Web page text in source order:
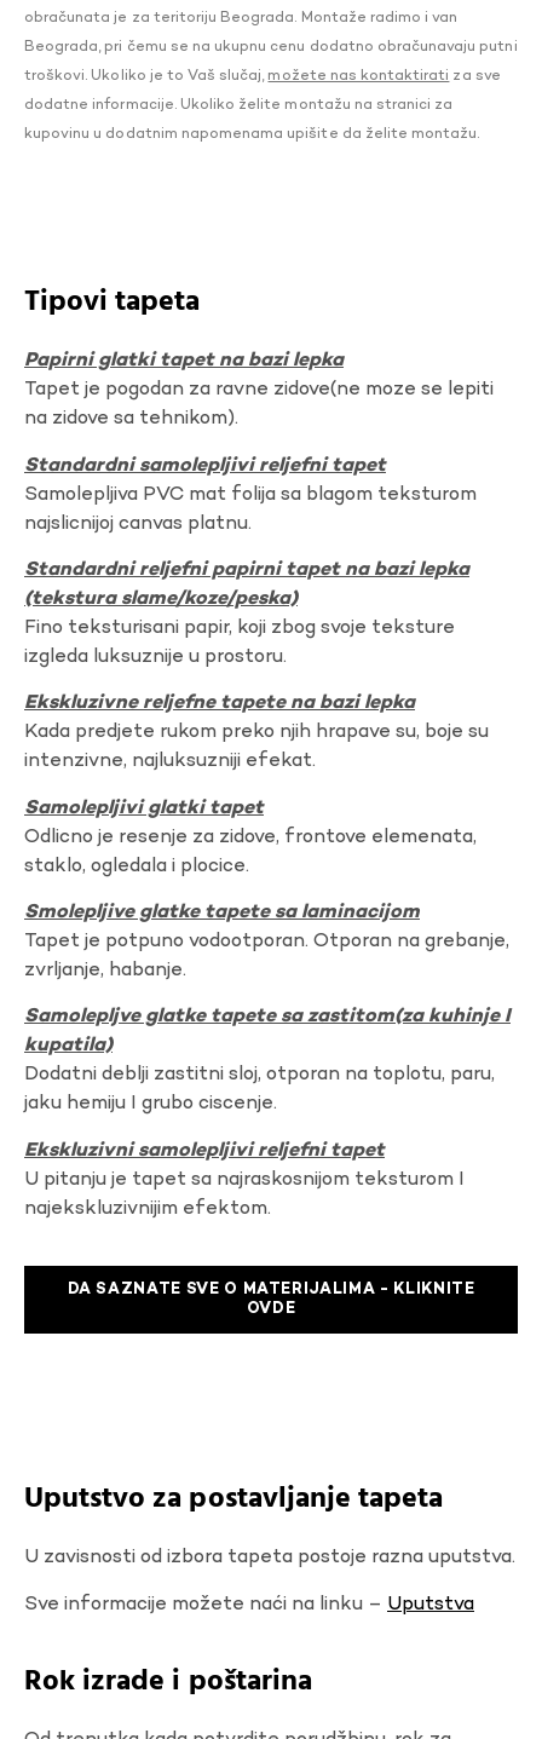
obračunata je za teritoriju Beograda. Montaže radimo i van
Beograda, pri čemu se na ukupnu cenu dodatno obračunavaju putni
troškovi. Ukoliko je to Vaš slučaj, možete nas kontaktirati za sve
dodatne informacije. Ukoliko želite montažu na stranici za
kupovinu u dodatnim napomenama upišite da želite montažu.
Tipovi tapeta
Papirni glatki tapet na bazi lepka
Tapet je pogodan za ravne zidove(ne moze se lepiti
na zidove sa tehnikom).
Standardni samolepljivi reljefni tapet
Samolepljiva PVC mat folija sa blagom teksturom
najslicnijoj canvas platnu.
Standardni reljefni papirni tapet na bazi lepka
(tekstura slame/koze/peska)
Fino teksturisani papir, koji zbog svoje teksture
izgleda luksuznije u prostoru.
Ekskluzivne reljefne tapete na bazi lepka
Kada predjete rukom preko njih hrapave su, boje su
intenzivne, najluksuzniji efekat.
Samolepljivi glatki tapet
Odlicno je resenje za zidove, frontove elemenata,
staklo, ogledala i plocice.
Smolepljive glatke tapete sa laminacijom
Tapet je potpuno vodootporan. Otporan na grebanje,
zvrljanje, habanje.
Samolepljve glatke tapete sa zastitom(za kuhinje I
kupatila)
Dodatni deblji zastitni sloj, otporan na toplotu, paru,
jaku hemiju I grubo ciscenje.
Ekskluzivni samolepljivi reljefni tapet
U pitanju je tapet sa najraskosnijom teksturom I
najekskluzivnijim efektom.
DA SAZNATE SVE O MATERIJALIMA - KLIKNITE
OVDE
Uputstvo za postavljanje tapeta
U zavisnosti od izbora tapeta postoje razna uputstva.
Sve informacije možete naći na linku – Uputstva
Rok izrade i poštarina